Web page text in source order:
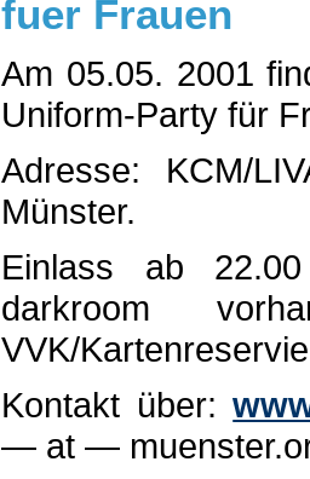
fuer Frauen
Am 05.05. 2001
Uniform-Party für
Adresse: KCM/
Münster.
Einlass ab
darkroom
VVK/
Kontakt über:
— at —